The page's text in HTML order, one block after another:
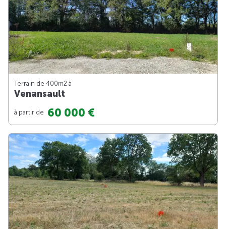
Terrain de 400m2 à
Venansault
à partir de 60 000 €